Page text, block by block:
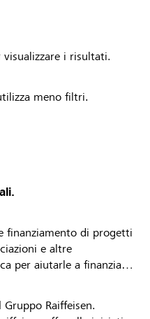
visualizzare i risultati.
meno filtri.
finanziamento di progetti
e altre
per aiutarle a finanziare
Raiffeisen.